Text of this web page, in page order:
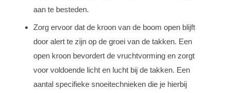
aan te besteden.
Zorg ervoor dat de kroon van de boom open blijft
door alert te zijn op de groei van de takken. Een
open kroon bevordert de vruchtvorming en zorgt
voor voldoende licht en lucht bij de takken. Een
aantal specifieke snoeitechnieken die je hierbij